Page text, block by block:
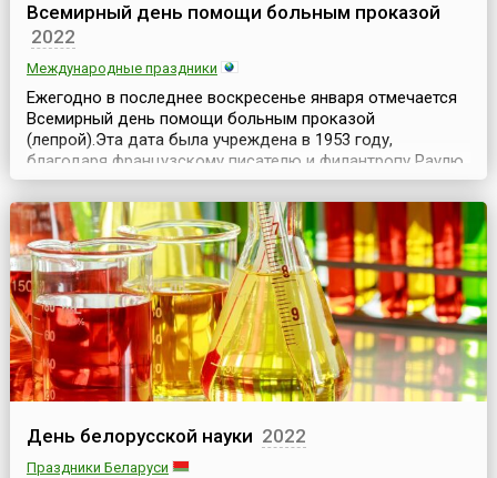
Всемирный день помощи больным проказой
2022
Международные праздники
Ежегодно в последнее воскресенье января отмечается
Всемирный день помощи больным проказой
(лепрой).Эта дата была учреждена в 1953 году,
благодаря французскому писателю и филантропу Раулю
Фоллеро как напоминание о том, что ужасавший весь
мир в эпоху Средних веков бич проказы не искоренён
полностью. С 1954 года дата отмечается ежегодно по
инициативе Всемирной Организацией Здравоохранения
(ВОЗ). ...
День белорусской науки 2022
Праздники Беларуси